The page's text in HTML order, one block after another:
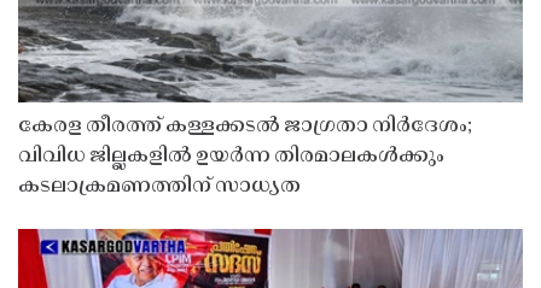
കേരള തീരത്ത് കള്ളക്കടൽ ജാഗ്രതാ നിർദേശം;
വിവിധ ജില്ലകളിൽ ഉയർന്ന തിരമാലകൾക്കും
കടലാക്രമണത്തിന് സാധ്യത